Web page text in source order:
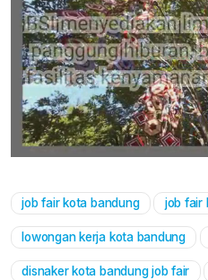
job fair kota bandung job fair
lowongan kerja kota bandung
disnaker kota bandung job fair